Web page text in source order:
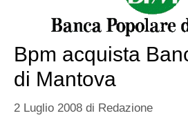
Bpm acquista
di Mantova
2 Luglio 2008 di Redazione